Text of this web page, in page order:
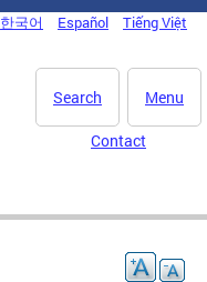
한국어 Español Tiếng Việt
Menu
Search
Contact